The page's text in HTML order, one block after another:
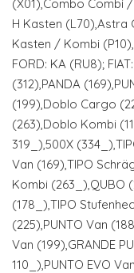
(X01),Combo Combi /
H Kasten (L70),Astra
Kasten / Kombi
FORD: KA (RU8);
(312),PANDA
(199),Doblo Cargo
(263),Doblo Kombi
319_),500X
Van (169),TIPO
Kombi (263_),QUBO
(178_),TIPO
(225),PUNTO Van
Van (199),GRANDE
110_),PUNTO EVO